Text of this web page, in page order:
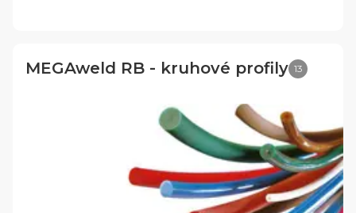
MEGAweld RB - kruhové profily 13